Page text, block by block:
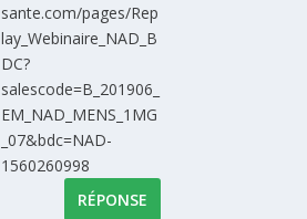
sante.com/pages/Rep
lay_Webinaire_NAD_B
DC?
salescode=B_201906_
EM_NAD_MENS_1MG
_07&bdc=NAD-
1560260998
RÉPONSE